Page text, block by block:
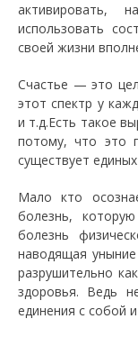
активировать,
использовать
своей жизни
Счастье — это
этот спектр у
и т.д.Есть такое
потому, что это
существует
Мало кто
болезнь,
болезнь
наводящая
разрушительно
здоровья. Ведь
единения с собой